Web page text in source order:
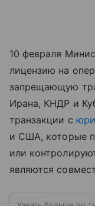
10 февраля
лицензию на
запрещающую
Ирана, КНДР и
транзакции с
и США, которые
или
являются